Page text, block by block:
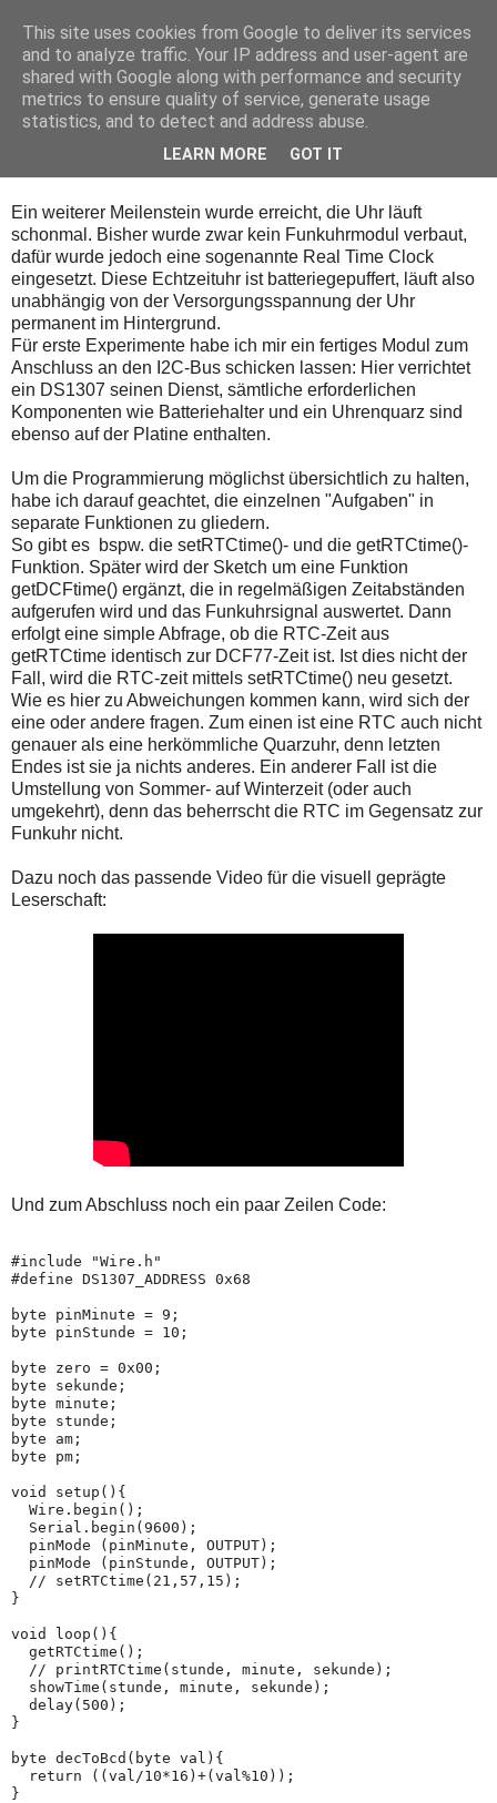
Projekt Analoguhr - Teil 4
Ein weiterer Meilenstein wurde erreicht, die Uhr läuft
schonmal. Bisher wurde zwar kein Funkuhrmodul verbaut,
dafür wurde jedoch eine sogenannte Real Time Clock
eingesetzt. Diese Echtzeituhr ist batteriegepuffert, läuft also
unabhängig von der Versorgungsspannung der Uhr
permanent im Hintergrund.
Für erste Experimente habe ich mir ein fertiges Modul zum
Anschluss an den I2C-Bus schicken lassen: Hier verrichtet
ein DS1307 seinen Dienst, sämtliche erforderlichen
Komponenten wie Batteriehalter und ein Uhrenquarz sind
ebenso auf der Platine enthalten.
Um die Programmierung möglichst übersichtlich zu halten,
habe ich darauf geachtet, die einzelnen "Aufgaben" in
separate Funktionen zu gliedern.
So gibt es bspw. die setRTCtime()- und die getRTCtime()-
Funktion. Später wird der Sketch um eine Funktion
getDCFtime() ergänzt, die in regelmäßigen Zeitabständen
aufgerufen wird und das Funkuhrsignal auswertet. Dann
erfolgt eine simple Abfrage, ob die RTC-Zeit aus
getRTCtime identisch zur DCF77-Zeit ist. Ist dies nicht der
Fall, wird die RTC-zeit mittels setRTCtime() neu gesetzt.
Wie es hier zu Abweichungen kommen kann, wird sich der
eine oder andere fragen. Zum einen ist eine RTC auch nicht
genauer als eine herkömmliche Quarzuhr, denn letzten
Endes ist sie ja nichts anderes. Ein anderer Fall ist die
Umstellung von Sommer- auf Winterzeit (oder auch
umgekehrt), denn das beherrscht die RTC im Gegensatz zur
Funkuhr nicht.
Dazu noch das passende Video für die visuell geprägte
Leserschaft:
Und zum Abschluss noch ein paar Zeilen Code:
#include "Wire.h"
#define DS1307_ADDRESS 0x68
byte pinMinute = 9;
byte pinStunde = 10;
byte zero = 0x00;
byte sekunde;
byte minute;
byte stunde;
byte am;
byte pm;
void setup(){
  Wire.begin();
  Serial.begin(9600);
  pinMode (pinMinute, OUTPUT);
  pinMode (pinStunde, OUTPUT);
  // setRTCtime(21,57,15);
}
void loop(){
  getRTCtime();
  // printRTCtime(stunde, minute, sekunde);
  showTime(stunde, minute, sekunde);
  delay(500);
}
byte decToBcd(byte val){
  return ((val/10*16)+(val%10));
}
This site uses cookies from Google to deliver its services
and to analyze traffic. Your IP address and user-agent are
shared with Google along with performance and security
metrics to ensure quality of service, generate usage
statistics, and to detect and address abuse.
LEARN MORE GOT IT